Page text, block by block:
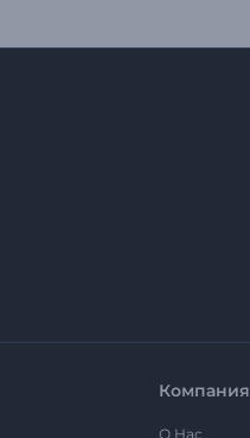
Компания
О Нас